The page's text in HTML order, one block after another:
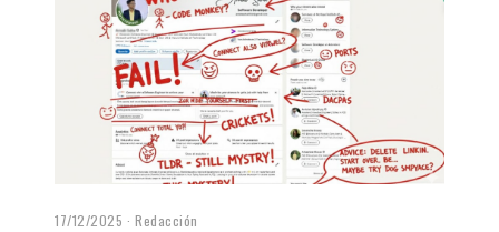
17/12/2025 Redacción